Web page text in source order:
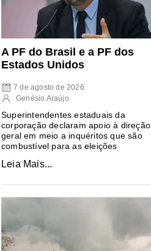
A PF do Brasil e a PF dos
Estados Unidos
7 de agosto de 2026
Genésio Araújo
Superintendentes estaduais da
corporação declaram apoio à direção
geral em meio a inquéritos que são
combustível para as eleições
Leia Mais...